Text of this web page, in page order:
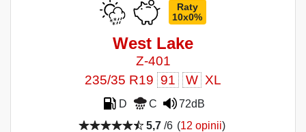
Raty
10x0%
West Lake
Z-401
235/35 R19 91 W XL
D C
72dB
5,7/6 (12 opinii)